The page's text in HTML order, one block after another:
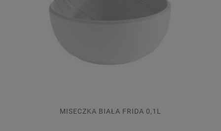
MISECZKA BIAŁA FRIDA 0,1L